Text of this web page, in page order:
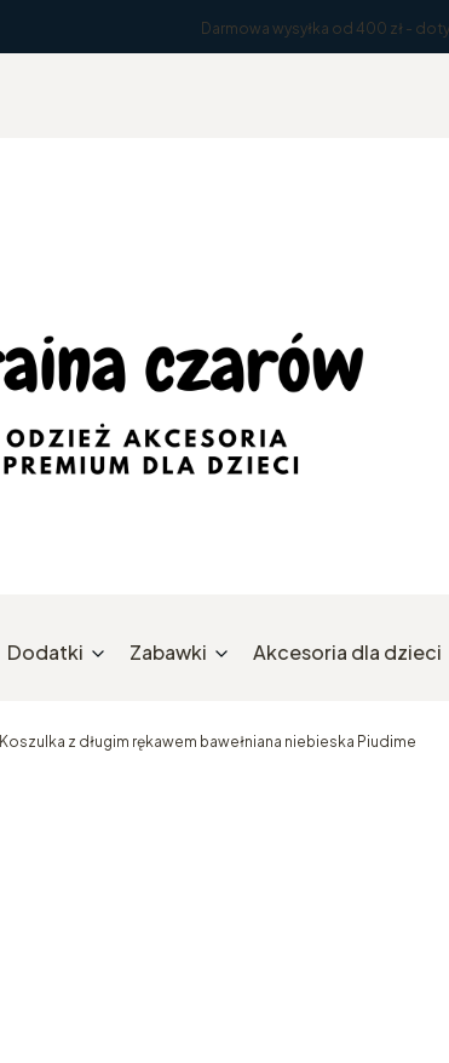
Darmowa wysyłka od 400 zł -
Dodatki Zabawki Akcesoria dla dzieci
Koszulka z długim rękawem bawełniana niebieska Piudime